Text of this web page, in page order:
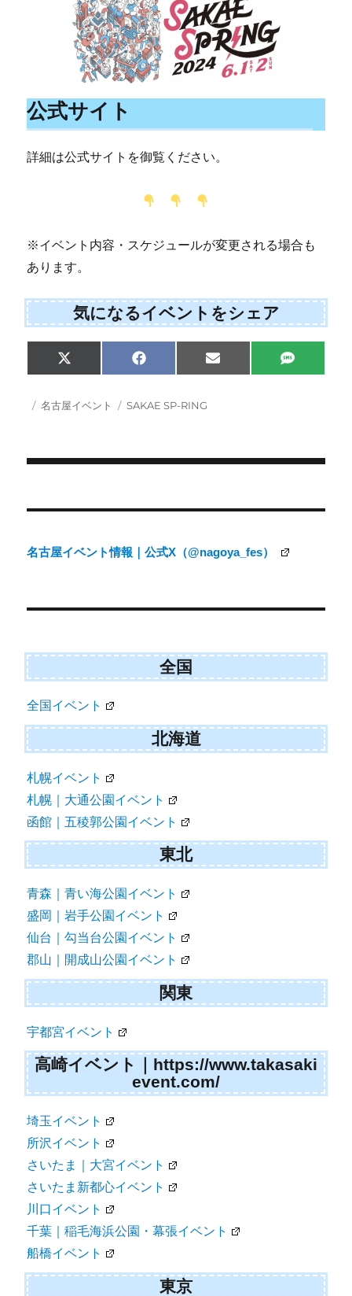
公式サイト
詳細は公式サイトを御覧ください。
※イベント内容・スケジュールが変更される場合も
あります。
気になるイベントをシェア
Share
on
X
(
w
i
r
Share
on
F
a
e
Share
on
E
m
Share
on
S
M
投 カ
名古屋イベント
タ
SAKAE SP-RING
稿
ビ
ー
ョ
ン
名古屋イベント情報｜公式X（@nagoya_fes）
全国
全国イベント
北海道
札幌イベント
札幌｜大通公園イベント
函館｜五稜郭公園イベント
東北
青森｜青い海公園イベント
盛岡｜岩手公園イベント
仙台｜勾当台公園イベント
郡山｜開成山公園イベント
関東
宇都宮イベント
高崎イベント｜https://www.takasaki
event.com/
埼玉イベント
所沢イベント
さいたま｜大宮イベント
さいたま新都心イベント
川口イベント
千葉｜稲毛海浜公園・幕張イベント
船橋イベント
東京